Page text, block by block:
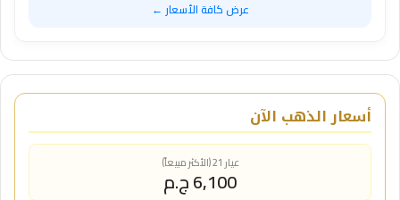
عرض كافة الأسعار ←
أسعار الذهب الآن
عيار 21 (الأكثر مبيعاً)
6,100 ج.م